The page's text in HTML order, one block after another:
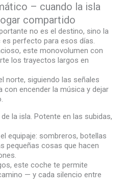
– cuando la isla
compartido
no es el destino, sino la
es perfecto para esos días.
este monovolumen con
los trayectos largos en
norte, siguiendo las señales
con encender la música y dejar
la isla. Potente en las subidas,
equipaje: sombreros, botellas
pequeñas cosas que hacen
este coche te permite
— y cada silencio entre